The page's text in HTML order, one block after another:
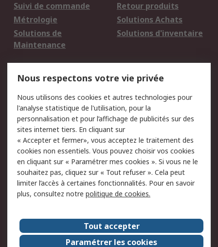
Suivi de commande
Retour produits
Métrologie
Solutions Achats
Solutions de
Maintenance
Solutions d'inventaire
du site
Politique de protection
des données - Mise à
jour
Sécurité des E-mails
Conditions générales
de vente
Politique anti-
corruption
Campagnes marketing
A propos de RS
A propos de RS France
Evénements
Le groupe RS Group Plc
Presse
Nous respectons votre vie privée
Nous utilisons des cookies et autres technologies pour
l'analyse statistique de l'utilisation, pour la
personnalisation et pour l’affichage de publicités sur des
sites internet tiers. En cliquant sur
« Accepter et fermer», vous acceptez le traitement des
cookies non essentiels. Vous pouvez choisir vos cookies
en cliquant sur « Paramétrer mes cookies ». Si vous ne le
souhaitez pas, cliquez sur « Tout refuser ». Cela peut
limiter l’accès à certaines fonctionnalités. Pour en savoir
plus, consultez notre politique de cookies.
Tout accepter
Paramétrer les cookies